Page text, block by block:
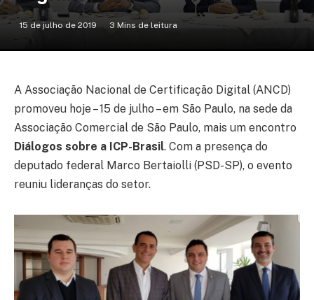
15 de julho de 2019 3 Mins de leitura
A Associação Nacional de Certificação Digital (ANCD)
promoveu hoje – 15 de julho – em São Paulo, na sede da
Associação Comercial de São Paulo, mais um encontro
Diálogos sobre a ICP-Brasil. Com a presença do
deputado federal Marco Bertaiolli (PSD-SP), o evento
reuniu lideranças do setor.